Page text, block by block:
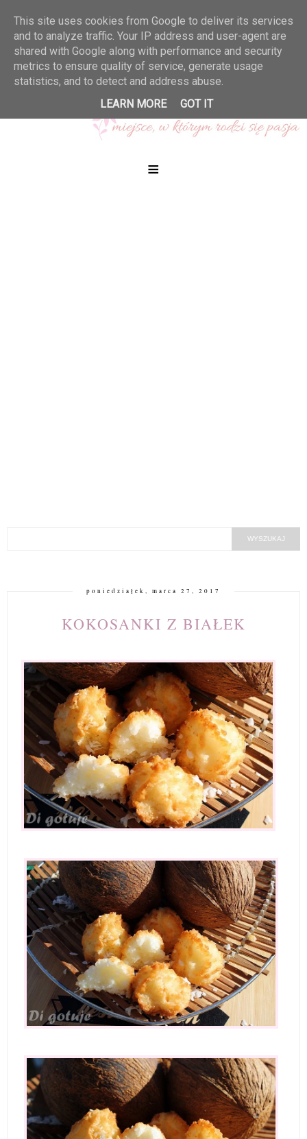
≡
poniedziałek, marca 27, 2017
KOKOSANKI Z BIAŁEK
This site uses cookies from Google to deliver its services
and to analyze traffic. Your IP address and user-agent are
shared with Google along with performance and security
metrics to ensure quality of service, generate usage
statistics, and to detect and address abuse.
LEARN MORE
GOT IT